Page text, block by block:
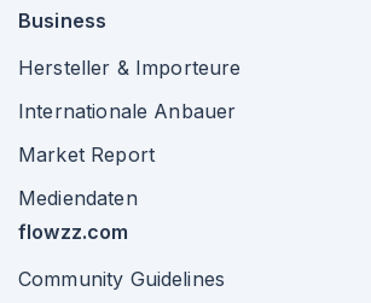
Business
Hersteller & Importeure
Internationale Anbauer
Market Report
Mediendaten
flowzz.com
Community Guidelines